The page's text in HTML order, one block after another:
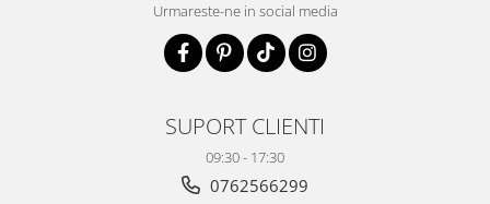
Urmareste-ne in social media
SUPORT CLIENTI
09:30 - 17:30
0762566299